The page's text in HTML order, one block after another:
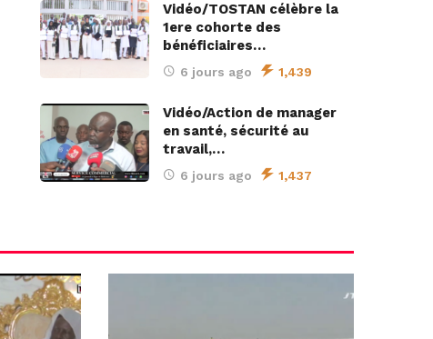
Vidéo/TOSTAN célèbre la
1ere cohorte des
bénéficiaires…
6 jours ago 1,439
Vidéo/Action de manager
en santé, sécurité au
travail,…
6 jours ago 1,437